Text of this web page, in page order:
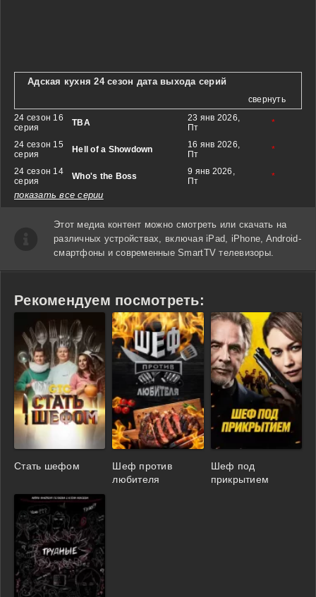
Адская кухня 24 сезон дата выхода серий
свернуть
24 сезон 16
серия
TBA
23 янв 2026,
Пт
*
24 сезон 15
серия
Hell of a Showdown
16 янв 2026,
Пт
*
24 сезон 14
серия
Who's the Boss
9 янв 2026,
Пт
*
показать все серии
Этот медиа контент можно смотреть или скачать на
различных устройствах, включая iPad, iPhone, Android-
смартфоны и современные SmartTV телевизоры.
Рекомендуем посмотреть:
Стать шефом
Шеф против
любителя
Шеф под
прикрытием